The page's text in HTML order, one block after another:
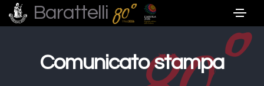
Barattelli
Comunicato stampa